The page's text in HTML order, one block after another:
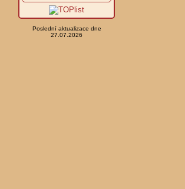
Poslední aktualizace dne
27.07.2026